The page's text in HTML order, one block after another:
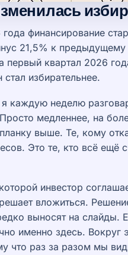
финансирование
21,5% к предыдущему
первый квартал 2026
избирательнее.
я каждую неделю
медленнее, на
выше. Те, кому
Это те, кто всё ещё
инвестор
вложиться.
выносят на слайды.
именно здесь. Вокруг
что раз за разом мы